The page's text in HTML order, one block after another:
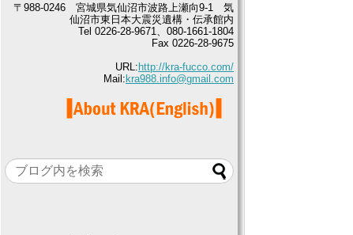
〒988-0246 宮城県気仙沼市波路上瀬向9-1 気
仙沼市東日本大震災遺構・伝承館内
Tel 0226-28-9671、080-1661-1804
Fax 0226-28-9675
URL: http://kra-fucco.com/
Mail: kra988.info@gmail.com